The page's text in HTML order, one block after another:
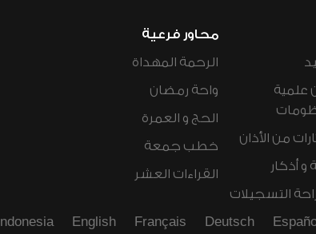
علمية
من الأذان
و أذكار
التسجيلات
محاور فرعية
الرحمة المهداة
واحة رمضان
الحج و العمرة
خطب جمعة
القراءات العشر
Deutsch
Français
English
Indonesia